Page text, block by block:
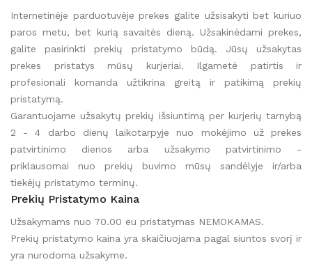
Internetinėje parduotuvėje prekes galite užsisakyti bet kuriuo
paros metu, bet kurią savaitės dieną. Užsakinėdami prekes,
galite pasirinkti prekių pristatymo būdą. Jūsų užsakytas
prekes pristatys mūsų kurjeriai. Ilgametė patirtis ir
profesionali komanda užtikrina greitą ir patikimą prekių
pristatymą.
Garantuojame užsakytų prekių išsiuntimą per kurjerių tarnybą
2 - 4 darbo dienų laikotarpyje nuo mokėjimo už prekes
patvirtinimo dienos arba užsakymo patvirtinimo -
priklausomai nuo prekių buvimo mūsų sandėlyje ir/arba
tiekėjų pristatymo terminų.
Prekių Pristatymo Kaina
Užsakymams nuo 70.00 eu pristatymas NEMOKAMAS.
Prekių pristatymo kaina yra skaičiuojama pagal siuntos svorį ir
yra nurodoma užsakyme.